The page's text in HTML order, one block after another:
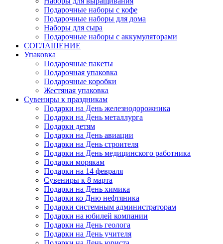
Подарочные наборы с кофе
Подарочные наборы для дома
Наборы для сыра
Подарочные наборы с аккумуляторами
СОГЛАШЕНИЕ
Упаковка
Подарочные пакеты
Подарочная упаковка
Подарочные коробки
Жестяная упаковка
Сувениры к праздникам
Подарки на День железнодорожника
Подарки на День металлурга
Подарки детям
Подарки на День авиации
Подарки на День строителя
Подарки на День медицинского работника
Подарки морякам
Подарки на 14 февраля
Сувениры к 8 марта
Подарки на День химика
Подарки ко Дню нефтяника
Подарки системным администраторам
Подарки на юбилей компании
Подарки на День геолога
Подарки на День учителя